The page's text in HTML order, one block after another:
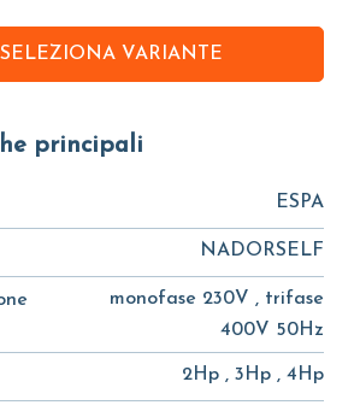
SELEZIONA VARIANTE
principali
ESPA
NADORSELF
monofase 230V , trifase
400V 50Hz
2Hp , 3Hp , 4Hp